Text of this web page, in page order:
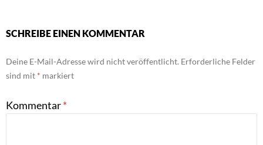
SCHREIBE EINEN KOMMENTAR
Deine E-Mail-Adresse wird nicht veröffentlicht. Erforderliche Felder
sind mit * markiert
Kommentar*